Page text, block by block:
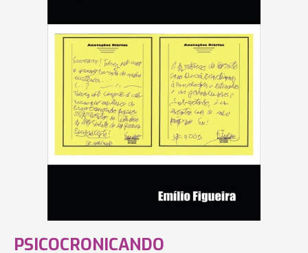
PSICOCRONICANDO